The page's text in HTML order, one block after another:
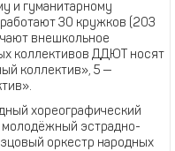
и гуманитарному
30 кружков (203
внешкольное
коллективов ДДЮТ носят
коллектив», 5 —
хореографический
молодёжный эстрадно-
оркестр народных